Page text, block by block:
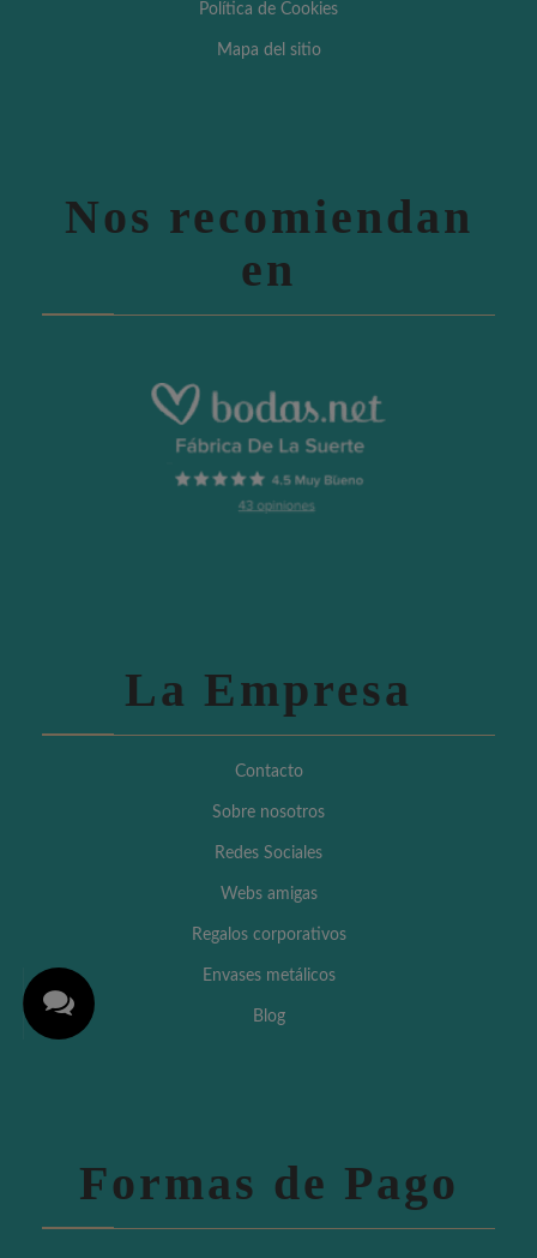
Política de Cookies
Mapa del sitio
Nos recomiendan
en
La Empresa
Contacto
Sobre nosotros
Redes Sociales
Webs amigas
Regalos corporativos
Envases metálicos
Blog
Formas de Pago